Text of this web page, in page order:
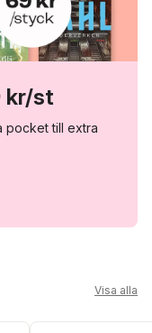
kr/st
pocket till extra
Visa alla